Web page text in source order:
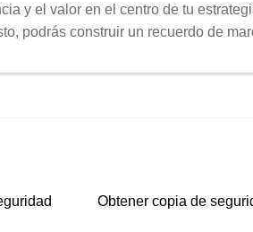
y el valor en el centro de tu
podrás construir un recuerdo de
Siguiente:
Obtener copia de